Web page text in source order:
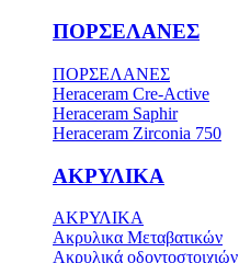
ΠΟΡΣΕΛΑΝΕΣ
ΠΟΡΣΕΛΑΝΕΣ
Heraceram Cre-Active
Heraceram Saphir
Heraceram Zirconia 750
ΑΚΡΥΛΙΚΑ
ΑΚΡΥΛΙΚΑ
Ακρυλικα Μεταβατικών
Ακρυλικά οδοντοστοιχιών